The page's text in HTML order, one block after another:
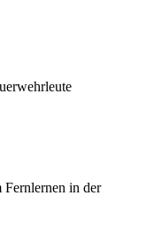
in der